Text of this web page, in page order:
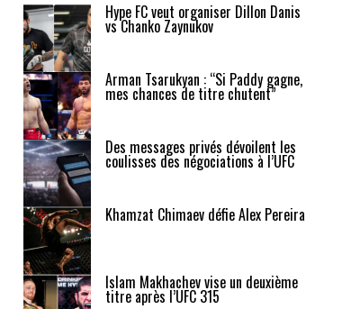
Hype FC veut organiser Dillon Danis
vs Chanko Zaynukov
Arman Tsarukyan : “Si Paddy gagne,
mes chances de titre chutent”
Des messages privés dévoilent les
coulisses des négociations à l’UFC
Khamzat Chimaev défie Alex Pereira
Islam Makhachev vise un deuxième
titre après l’UFC 315